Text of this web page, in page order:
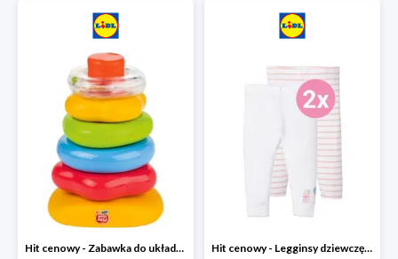
Hit cenowy - Zabawka do układania, 1 zestaw Hit cenowy - Legginsy dziewczęce, 2 pary